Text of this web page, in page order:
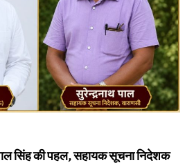
सिंह की पहल, सहायक सूचना निदेशक